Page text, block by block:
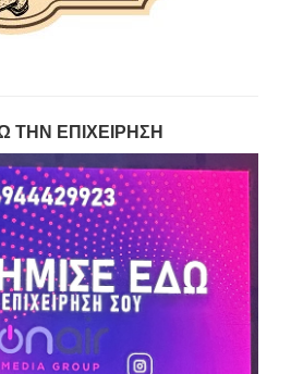
ΤΗΝ ΕΠΙΧΕΙΡΗΣΗ